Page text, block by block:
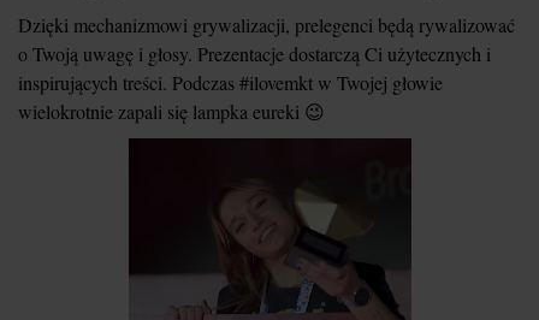
Dzięki mechanizmowi grywalizacji, prelegenci będą rywalizować
o Twoją uwagę i głosy. Prezentacje dostarczą Ci użytecznych i
inspirujących treści. Podczas #ilovemkt w Twojej głowie
wielokrotnie zapali się lampka eureki 😉